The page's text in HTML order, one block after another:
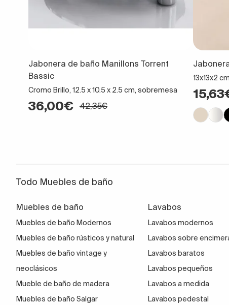
Jabonera de baño Manillons Torrent
Bassic
Cromo Brillo, 12.5 x 10.5 x 2.5 cm, sobremesa
36,00€ 42,35€
13x13x2
Todo Muebles de baño
Muebles de baño
Muebles de baño Modernos
Muebles de baño rústicos y natural
Muebles de baño vintage y
neoclásicos
Mueble de baño de madera
Muebles de baño Salgar
Lavabos
Lavabos modernos
Lavabos sobre
Lavabos baratos
Lavabos pequeños
Lavabos a medida
Lavabos pedestal